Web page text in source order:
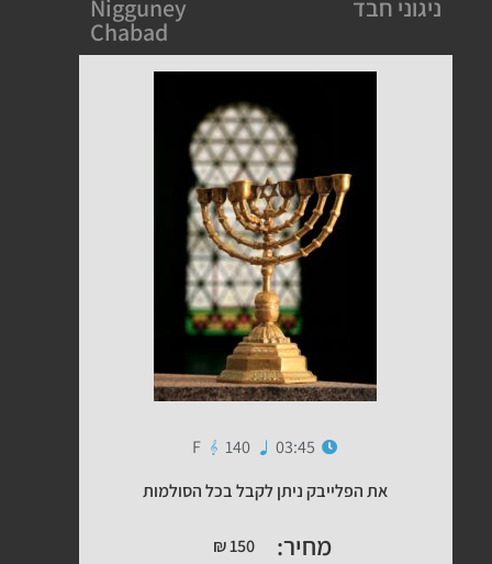
ניגוני חבד Nigguney
Chabad
03:45
140
F
את הפלייבק ניתן לקבל בכל הסולמות
מחיר: ₪150